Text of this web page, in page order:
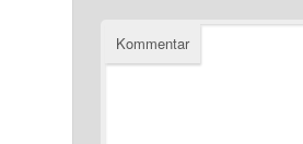
Kommentar